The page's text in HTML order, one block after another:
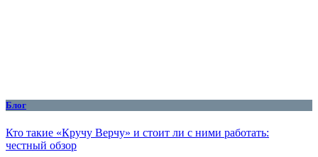
Блог
Кто такие «Кручу Верчу» и стоит ли с ними работать:
честный обзор